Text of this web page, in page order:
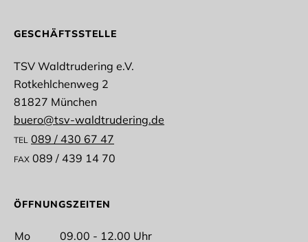
Anrede
GESCHÄFTSSTELLE
TSV Waldtrudering e.V.
Rotkehlchenweg 2
81827 München
buero@tsv-waldtrudering.de
TEL 089 / 430 67 47
FAX 089 / 439 14 70
ÖFFNUNGSZEITEN
Mo
09.00 - 12.00 Uhr